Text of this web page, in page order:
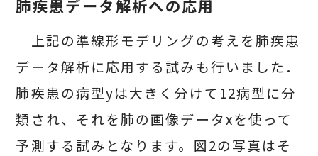
肺疾患データ解析への応用
上記の準線形モデリングの考えを肺疾患
データ解析に応用する試みも行いました．
肺疾患の病型yは大きく分けて12病型に分
類され、それを肺の画像データxを使って
予測する試みとなります。図2の写真はそ